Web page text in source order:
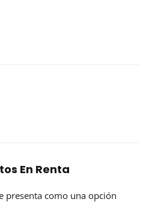
En Renta
presenta como una opción